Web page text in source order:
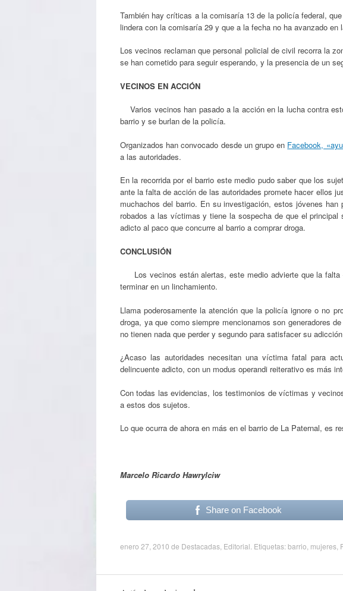
También hay críticas a la comisaría 13 de la policía federal,
lindera con la comisaría 29 y que a la fecha no ha avanzado en
Los vecinos reclaman que personal policial de civil recorra la
se han cometido para seguir esperando, y la presencia de un
VECINOS EN ACCIÓN
Varios vecinos han pasado a la acción en la lucha contra
barrio y se burlan de la policía.
Organizados han convocado desde un grupo en Facebook,
a las autoridades.
En la recorrida por el barrio este medio pudo saber que los
ante la falta de acción de las autoridades promete hacer ellos
muchachos del barrio. En su investigación, estos jóvenes
robados a las víctimas y tiene la sospecha de que el
adicto al paco que concurre al barrio a comprar droga.
CONCLUSIÓN
Los vecinos están alertas, este medio advierte que la
terminar en un linchamiento.
Llama poderosamente la atención que la policía ignore o no
droga, ya que como siempre mencionamos son generadores
no tienen nada que perder y segundo para satisfacer su
¿Acaso las autoridades necesitan una víctima fatal para
delincuente adicto, con un modus operandi reiterativo es más
Con todas las evidencias, los testimonios de víctimas y
a estos dos sujetos.
Lo que ocurra de ahora en más en el barrio de La Paternal, es
Marcelo Ricardo Hawrylciw
Share on Facebook
enero 27, 2010 de Destacadas Editorial . Etiquetas:barrio mujeres